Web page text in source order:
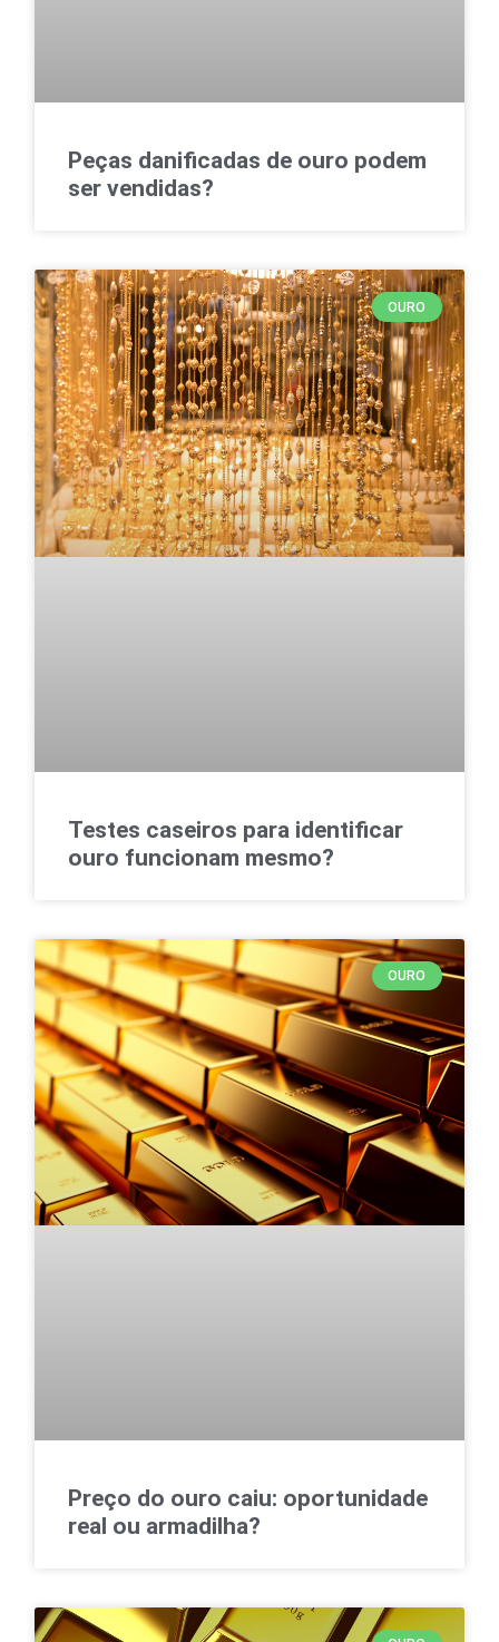
Peças danificadas de ouro podem
ser vendidas?
OURO
Testes caseiros para identificar
ouro funcionam mesmo?
OURO
Preço do ouro caiu: oportunidade
real ou armadilha?